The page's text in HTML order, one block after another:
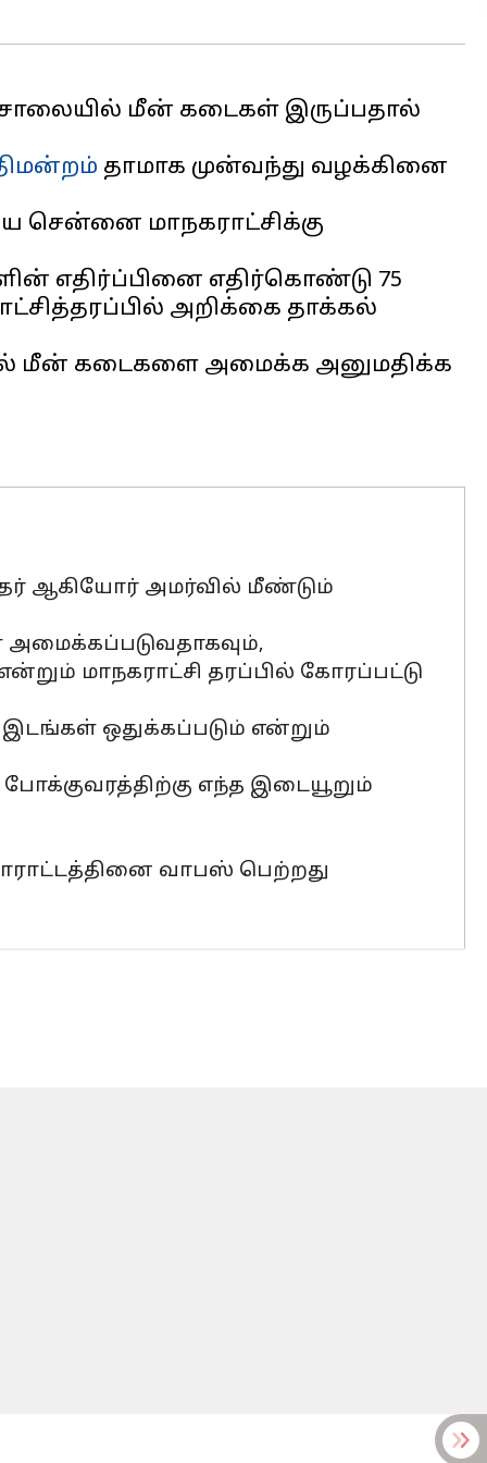
மீன் கடைகள் இருப்பதால்
தாமாக முன்வந்து வழக்கினை
சென்னை மாநகராட்சிக்கு
எதிர்ப்பினை எதிர்கொண்டு 75
அறிக்கை தாக்கல்
மீன் கடைகளை அமைக்க அனுமதிக்க
ஆகியோர் அமர்வில் மீண்டும்
மாநகராட்சி தரப்பில் கோரப்பட்டு
ஒதுக்கப்படும் என்றும்
எந்த இடையூறும்
வாபஸ் பெற்றது